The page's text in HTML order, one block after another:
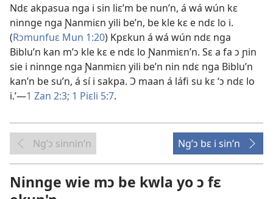
Ndɛ akpasua nga i sin liɛ’m be nun’n, á wá wún kɛ
ninnge nga Ɲanmiɛn yili be’n, be kle kɛ e ndɛ lo i.
(Rɔmunfuɛ Mun 1:20) Kpɛkun á wá wún ndɛ nga
Biblu’n kan m’ɔ kle kɛ e ndɛ lo Ɲanmiɛn’n. Sɛ a fa ɔ ɲin
sie i ninnge nga Ɲanmiɛn yili be’n nin ndɛ nga Biblu’n
kan’n be su’n, á sí i sakpa. Ɔ maan á láfi su kɛ ‘ɔ ndɛ lo
i.’—1 Zan 2:3; 1 Piɛli 5:7.
Ng’ɔ sinnin’n Ng’ɔ bɛ i sin’n
Ninnge wie mɔ be kwla yo ɔ fɛ